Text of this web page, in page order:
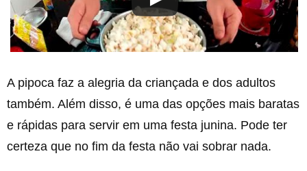
A pipoca faz a alegria da criançada e dos adultos
também. Além disso, é uma das opções mais baratas
e rápidas para servir em uma festa junina. Pode ter
certeza que no fim da festa não vai sobrar nada.